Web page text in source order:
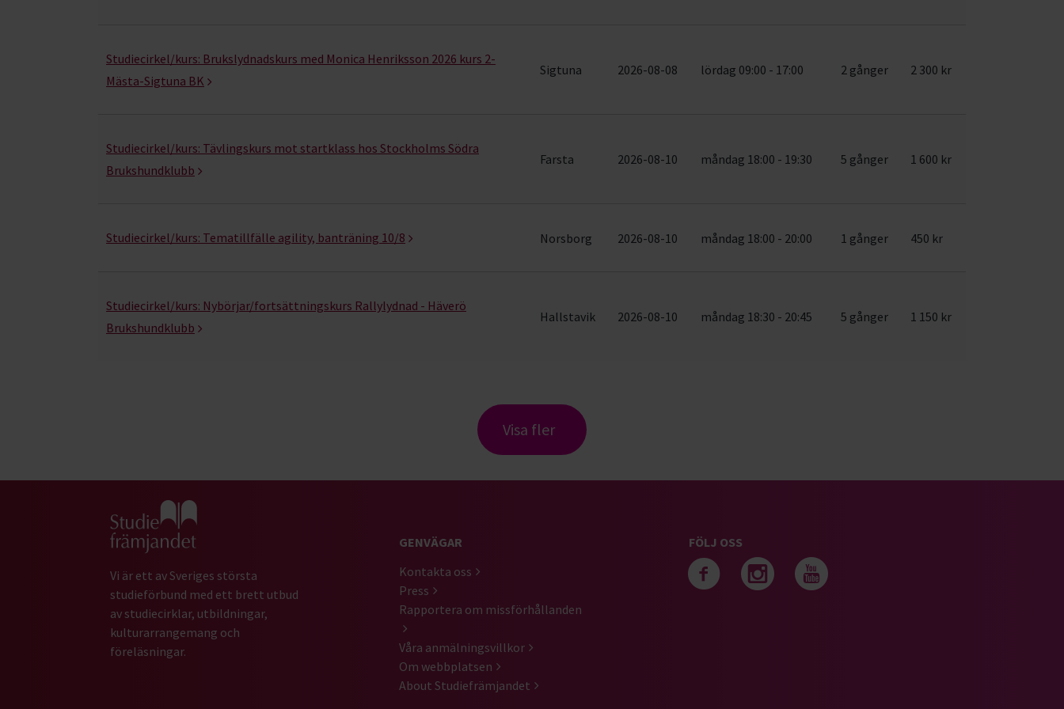
Studiecirkel/kurs: Brukslydnadskurs med Monica Henriksson 2026 kurs 2-
Mästa-Sigtuna BK
Sigtuna 2026-08-08 lördag 09:00 - 17:00 2 gånger 2 300 kr
Studiecirkel/kurs: Tävlingskurs mot startklass hos Stockholms Södra
Brukshundklubb
Farsta 2026-08-10 måndag 18:00 - 19:30 5 gånger 1 600 kr
Studiecirkel/kurs: Tematillfälle agility, banträning 10/8 Norsborg 2026-08-10 måndag 18:00 - 20:00 1 gånger 450 kr
Studiecirkel/kurs: Nybörjar/fortsättningskurs Rallylydnad - Häverö
Brukshundklubb
Hallstavik 2026-08-10 måndag 18:30 - 20:45 5 gånger 1 150 kr
Visa fler
Gå till studiefrämjandets startsida
Vi är ett av Sveriges största
studieförbund med ett brett utbud
av studiecirklar, utbildningar,
kulturarrangemang och
föreläsningar.
GENVÄGAR
Kontakta oss
Press
Rapportera om missförhållanden
Våra anmälningsvillkor
Om webbplatsen
About Studiefrämjandet
FÖLJ OSS
Följ oss på facebook
Följ oss på instagram
Följ oss på youtube